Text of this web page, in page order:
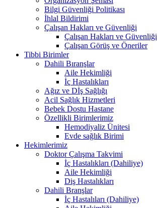
Bilgi Güvenliği Politikası
İhlal Bildirimi
Çalışan Hakları ve Güvenliği
Çalışan Hakları ve Güvenliği
Çalışan Görüş ve Öneriler
Tibbi Birimler
Dahili Bıranşlar
Aile Hekimliği
İç Hastalıkları
Ağız ve Dİş Sağlığı
Acil Sağlık Hizmetleri
Bebek Dostu Hastane
Özellikli Birimlerimiz
Hemodiyaliz Ünitesi
Evde sağlık Birimi
Hekimlerimiz
Doktor Çalışma Takvimi
İç Hastalıkları (Dahiliye)
Aile Hekimliği
Diş Hastalıkları
Dahili Branşlar
İç Hastalıları (Dahiliye)